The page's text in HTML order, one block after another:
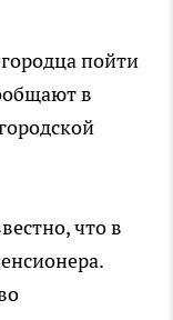
пойти
в
что в